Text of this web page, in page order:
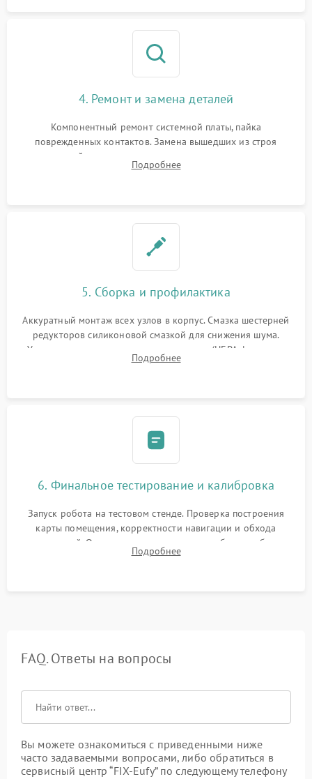
4. Ремонт и замена деталей
Компонентный ремонт системной платы, пайка
поврежденных контактов. Замена вышедших из строя
двигателей, изношенного аккумулятора, неисправного
лидара или помпы подачи воды. Восстановление шлейфов и
Подробнее
5. Сборка и профилактика
Аккуратный монтаж всех узлов в корпус. Смазка шестерней
редукторов силиконовой смазкой для снижения шума.
Установка новых расходных материалов (HEPA-фильтров,
микрофибры, щеток). Надежная фиксация разъемов и
Подробнее
6. Финальное тестирование и калибровка
Запуск робота на тестовом стенде. Проверка построения
карты помещения, корректности навигации и обхода
препятствий. Оценка силы всасывания и работы турбины.
Тестирование автоматического возврата на док-станцию и
Подробнее
FAQ. Ответы на вопросы
Вы можете ознакомиться с приведенными ниже
часто задаваемыми вопросами, либо обратиться в
сервисный центр “FIX-Eufy” по следующему телефону